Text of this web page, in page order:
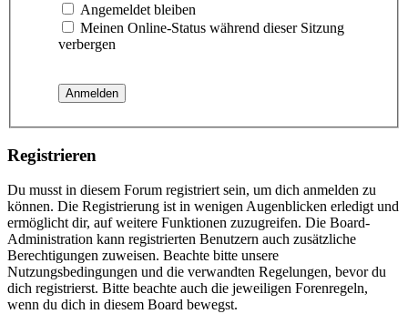
Angemeldet bleiben
Meinen Online-Status während dieser Sitzung
verbergen
Registrieren
Du musst in diesem Forum registriert sein, um dich anmelden zu
können. Die Registrierung ist in wenigen Augenblicken erledigt und
ermöglicht dir, auf weitere Funktionen zuzugreifen. Die Board-
Administration kann registrierten Benutzern auch zusätzliche
Berechtigungen zuweisen. Beachte bitte unsere
Nutzungsbedingungen und die verwandten Regelungen, bevor du
dich registrierst. Bitte beachte auch die jeweiligen Forenregeln,
wenn du dich in diesem Board bewegst.